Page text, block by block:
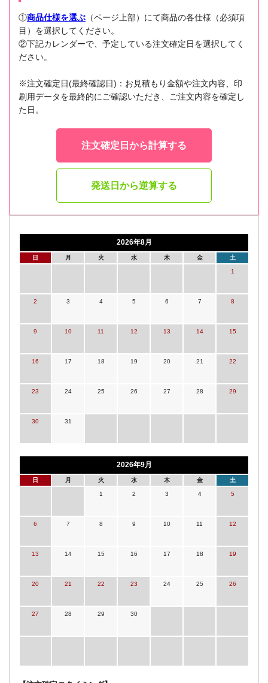
①商品仕様を選ぶ （ページ上部）にて商品の各仕様（必須項
目）を選択してください。
②下記カレンダーで、予定している注文確定日を選択してく
ださい。
※注文確定日(最終確認日)：お見積もり金額や注文内容、印
刷用データを最終的にご確認いただき、ご注文内容を確定し
た日。
注文確定日から計算する
発送日から逆算する
2026年8月
日 月 火 水 木 金 土
1
2 3 4 5 6 7 8
9 10 11 12 13 14 15
16 17 18 19 20 21 22
23 24 25 26 27 28 29
30 31
2026年9月
日 月 火 水 木 金 土
1 2 3 4 5
6 7 8 9 10 11 12
13 14 15 16 17 18 19
20 21 22 23 24 25 26
27 28 29 30